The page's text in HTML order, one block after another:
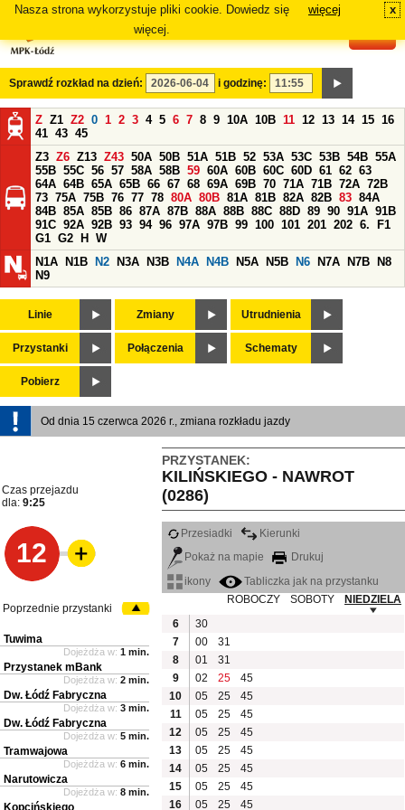
Nasza strona wykorzystuje pliki cookie. Dowiedz się
więcej.
więcej x
Sprawdź rozkład na dzień: i godzinę:
Z Z1 Z2 0 1 2 3 4 5 6 7 8 9 10A 10B 11 12 13 14 15 16
41 43 45
Z3 Z6 Z13 Z43 50A 50B 51A 51B 52 53A 53C 53B 54B 55A
55B 55C 56 57 58A 58B 59 60A 60B 60C 60D 61 62 63
64A 64B 65A 65B 66 67 68 69A 69B 70 71A 71B 72A 72B
73 75A 75B 76 77 78 80A 80B 81A 81B 82A 82B 83 84A
84B 85A 85B 86 87A 87B 88A 88B 88C 88D 89 90 91A 91B
91C 92A 92B 93 94 96 97A 97B 99 100 101 201 202 6.
F1
G1 G2 H
W
N1A
N1B N2 N3A N3B N4A N4B N5A N5B N6 N7A N7B
N8
N9
Linie Zmiany Utrudnienia
Przystanki Połączenia Schematy
Pobierz
Od dnia 15 czerwca 2026 r., zmiana rozkładu jazdy
PRZYSTANEK:
KILIŃSKIEGO - NAWROT
(0286)
Czas przejazdu
dla: 9:25
12
Przesiadki
Kierunki
Pokaż na mapie
Drukuj
ikony
Tabliczka jak na przystanku
ROBOCZY
SOBOTY
NIEDZIELA
6
30
7
00
31
8
01
31
9
02 25
45
10
05 25
45
11
05 25
45
12
05 25
45
13
05 25
45
14
05 25
45
15
05 25
45
16
05 25 45
Poprzednie przystanki
Tuwima
Dojeżdża w: 1 min.
Przystanek mBank
Dojeżdża w: 2 min.
Dw. Łódź Fabryczna
Dojeżdża w: 3 min.
Dw. Łódź Fabryczna
Dojeżdża w: 5 min.
Tramwajowa
Dojeżdża w: 6 min.
Narutowicza
Dojeżdża w: 8 min.
Kopcińskiego